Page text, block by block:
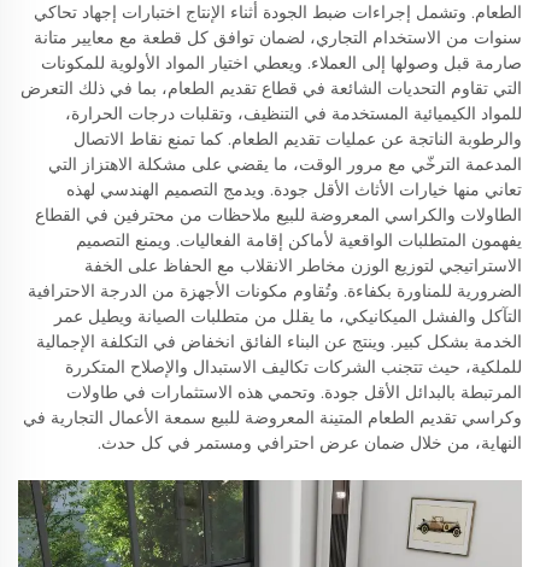
الطعام. وتشمل إجراءات ضبط الجودة أثناء الإنتاج اختبارات إجهاد تحاكي
سنوات من الاستخدام التجاري، لضمان توافق كل قطعة مع معايير متانة
صارمة قبل وصولها إلى العملاء. ويعطي اختيار المواد الأولوية للمكونات
التي تقاوم التحديات الشائعة في قطاع تقديم الطعام، بما في ذلك التعرض
للمواد الكيميائية المستخدمة في التنظيف، وتقلبات درجات الحرارة،
والرطوبة الناتجة عن عمليات تقديم الطعام. كما تمنع نقاط الاتصال
المدعمة الترخّي مع مرور الوقت، ما يقضي على مشكلة الاهتزاز التي
تعاني منها خيارات الأثاث الأقل جودة. ويدمج التصميم الهندسي لهذه
الطاولات والكراسي المعروضة للبيع ملاحظات من محترفين في القطاع
يفهمون المتطلبات الواقعية لأماكن إقامة الفعاليات. ويمنع التصميم
الاستراتيجي لتوزيع الوزن مخاطر الانقلاب مع الحفاظ على الخفة
الضرورية للمناورة بكفاءة. وتُقاوم مكونات الأجهزة من الدرجة الاحترافية
التآكل والفشل الميكانيكي، ما يقلل من متطلبات الصيانة ويطيل عمر
الخدمة بشكل كبير. وينتج عن البناء الفائق انخفاض في التكلفة الإجمالية
للملكية، حيث تتجنب الشركات تكاليف الاستبدال والإصلاح المتكررة
المرتبطة بالبدائل الأقل جودة. وتحمي هذه الاستثمارات في طاولات
وكراسي تقديم الطعام المتينة المعروضة للبيع سمعة الأعمال التجارية في
النهاية، من خلال ضمان عرض احترافي ومستمر في كل حدث.